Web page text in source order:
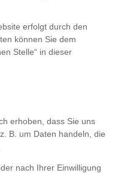
erfolgt durch den
können Sie dem
Stelle“ in dieser
erhoben, dass Sie uns
B. um Daten handeln, die
nach Ihrer Einwilligung